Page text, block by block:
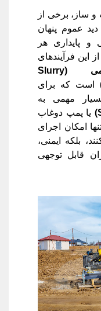
ساز، برخی از
عموم پنهان
و پایداری هر
این فرآیندهای
(Slurry
است که برای
مهمی به
یا پمپ دوغاب
امکان اجرای
بلکه ایمنی،
قابل توجهی